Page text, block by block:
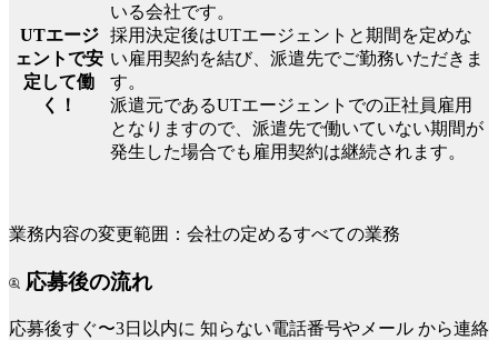
UTエージ
ェントで安
定して働
く！
いる会社です。
採用決定後はUTエージェントと期間を定めな
い雇用契約を結び、派遣先でご勤務いただきま
す。
派遣元であるUTエージェントでの正社員雇用
となりますので、派遣先で働いていない期間が
発生した場合でも雇用契約は継続されます。
業務内容の変更範囲：会社の定めるすべての業務
応募後の流れ
応募後すぐ〜3日以内に 知らない電話番号やメール から連絡